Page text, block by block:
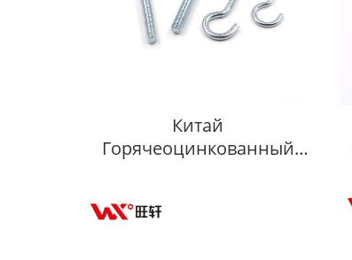
Китай
Горячеоцинкованный